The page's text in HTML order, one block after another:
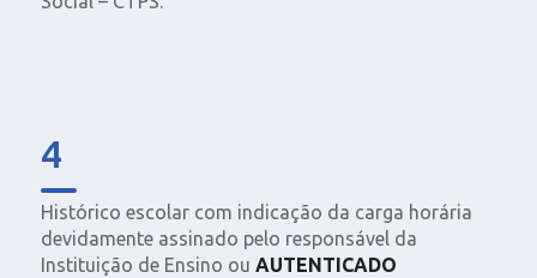
4
Histórico escolar com indicação da carga horária
devidamente assinado pelo responsável da
Instituição de Ensino ou AUTENTICADO